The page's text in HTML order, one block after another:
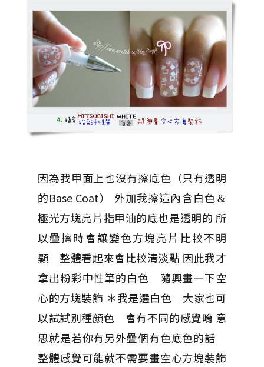
因為我甲面上也沒有擦底色（只有透明
的Base Coat） 外加我擦這內含白色＆
極光方塊亮片指甲油的底也是透明的 所
以疊擦時會讓變色方塊亮片比較不明
顯 整體看起來會比較清淡點 因此我才
拿出粉彩中性筆的白色 隨興畫一下空
心的方塊裝飾 ＊我是選白色 大家也可
以試試別種顏色 會有不同的感覺唷 意
思就是若你有另外疊個有色底色的話
整體感覺可能就不需要畫空心方塊裝飾